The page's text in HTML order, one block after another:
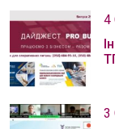
4
3